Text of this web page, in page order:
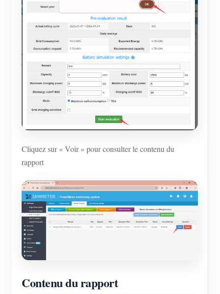
Cliquez sur « Voir » pour consulter le contenu du
rapport
Contenu du rapport